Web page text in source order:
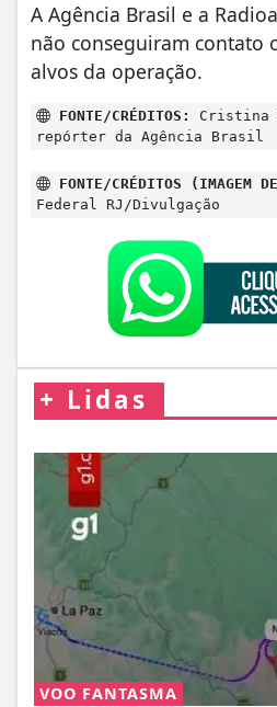
A Agência Brasil e a
não conseguiram contato
alvos da operação.
FONTE/CRÉDITOS:
Cristina
repórter da Agência Brasil
FONTE/CRÉDITOS (IMAGEM
Federal RJ/Divulgação
+ Lidas
VOO FANTASMA